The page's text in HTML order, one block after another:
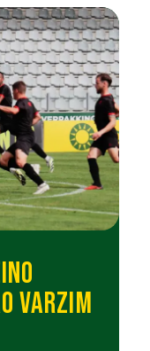
VARZIM